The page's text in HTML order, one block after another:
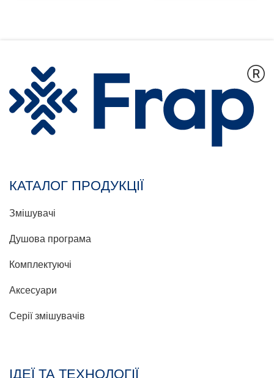
КАТАЛОГ ПРОДУКЦІЇ
Змішувачі
Душова програма
Комплектуючі
Аксесуари
Серії змішувачів
ІДЕЇ ТА ТЕХНОЛОГІЇ